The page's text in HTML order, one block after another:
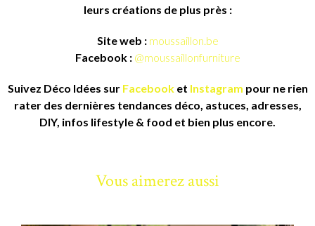
leurs créations de plus près :
Site web : moussaillon.be
Facebook : @moussaillonfurniture
Suivez Déco Idées sur Facebooket Instagram pour ne rien
rater des dernières tendances déco, astuces, adresses,
DIY, infos lifestyle & food et bien plus encore.
Vous aimerez aussi